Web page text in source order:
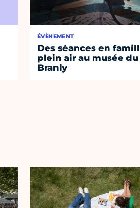
ÉVÈNEMENT
Des séances en
plein air au musée du
Branly